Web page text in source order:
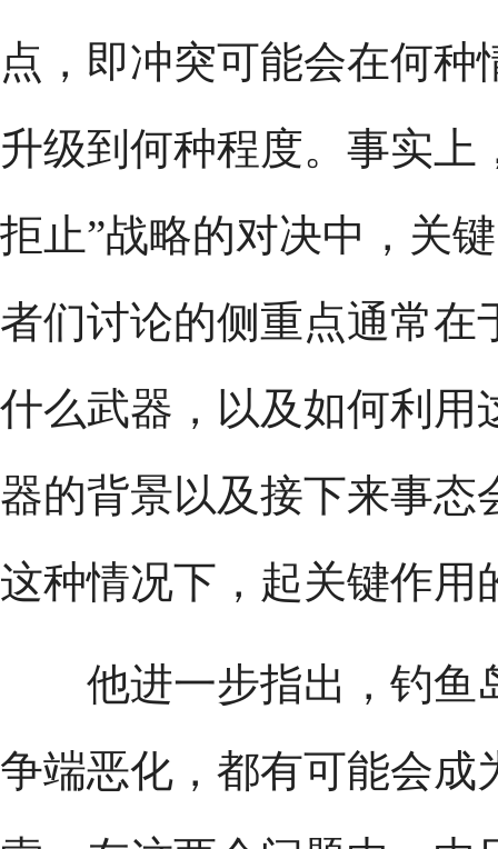
点，即冲突可能会在何
升级到何种程度。事实上
拒止”战略的对决中，关
者们讨论的侧重点通常在
什么武器，以及如何利用
器的背景以及接下来事态
这种情况下，起关键作用
他进一步指出，钓鱼
争端恶化，都有可能会成